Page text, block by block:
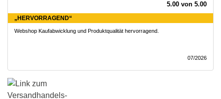
5.00 von 5.00
„HERVORRAGEND“
Webshop Kaufabwicklung und Produktqualität hervorragend.
07/2026